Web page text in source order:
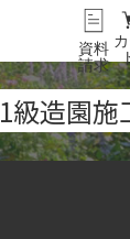
資料
請求
1級造園施